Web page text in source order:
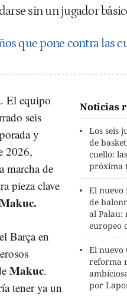
sin un jugador
que pone contra las
Noticias
Los seis
de
cuello:
próxima
El nuevo
de
al Palau:
europeo
El nuevo
reforma
por
El equipo
seis
y
2026,
marcha de
pieza clave
Barça en
Makuc.
tener ya un